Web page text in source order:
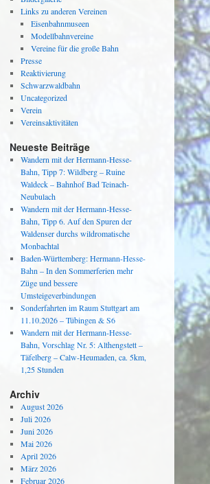
Links zu anderen Vereinen
Eisenbahnmuseen
Modellbahnvereine
Vereine für die große Bahn
Presse
Reaktivierung
Schwarzwaldbahn
Uncategorized
Verein
Vereinsaktivitäten
Neueste Beiträge
Wandern mit der Hermann-Hesse-
Bahn, Tipp 7: Wildberg – Ruine
Waldeck – Bahnhof Bad Teinach-
Neubulach
Wandern mit der Hermann-Hesse-
Bahn, Tipp 6. Auf den Spuren der
Waldenser durchs wildromatische
Monbachtal
Baden-Württemberg: Hermann-Hesse-
Bahn – In den Sommerferien mehr
Züge und bessere
Umsteigeverbindungen
Sonderfahrten im Raum Stuttgart am
11.10.2026 – Tübingen & S6
Wandern mit der Hermann-Hesse-
Bahn, Vorschlag Nr. 5: Althengstett –
Täfelberg – Calw-Heumaden, ca. 5km,
1,25 Stunden
Archiv
August 2026
Juli 2026
Juni 2026
Mai 2026
April 2026
März 2026
Februar 2026